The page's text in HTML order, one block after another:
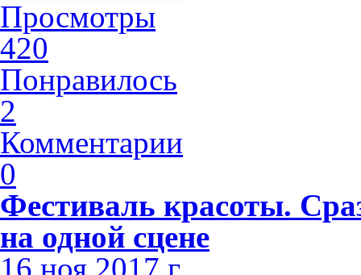
Просмотры
420
Понравилось
2
Комментарии
0
Фестиваль красоты.
на одной сцене